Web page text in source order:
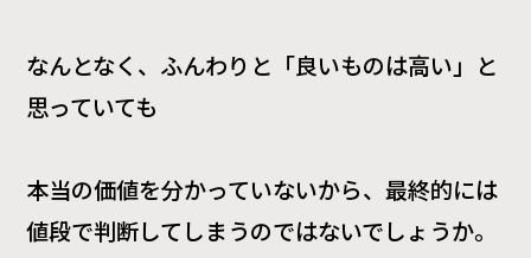
なんとなく、ふんわりと「良いものは高い」と
思っていても
本当の価値を分かっていないから、最終的には
値段で判断してしまうのではないでしょうか。